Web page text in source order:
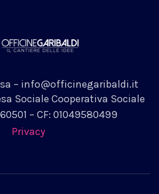
– info@officinegaribaldi.it
Sociale Cooperativa Sociale
– CF: 01049580499
Privacy